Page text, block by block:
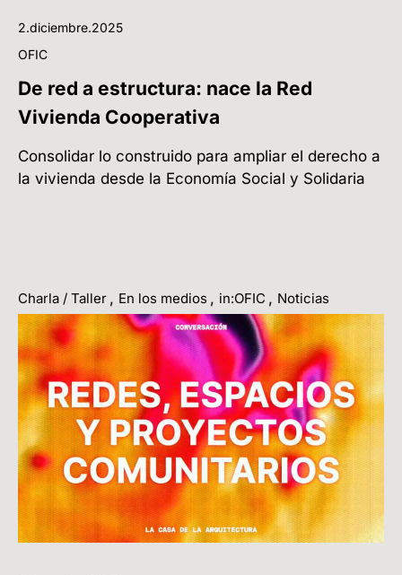
2.diciembre.2025
OFIC
De red a estructura: nace la Red
Vivienda Cooperativa
Consolidar lo construido para ampliar el derecho a
la vivienda desde la Economía Social y Solidaria
Charla / Taller , En los medios , in:OFIC , Noticias